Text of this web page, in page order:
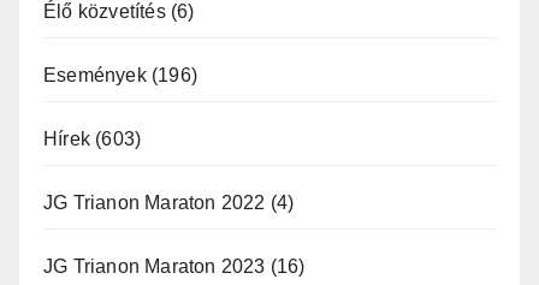
Élő közvetítés(6)
Események(196)
Hírek (603)
JG Trianon Maraton 2022 (4)
JG Trianon Maraton 2023 (16)